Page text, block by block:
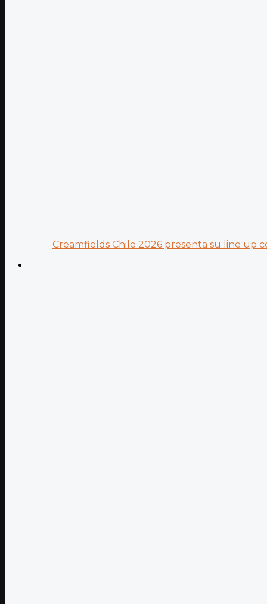
Creamfields Chile 2026 presenta su line up